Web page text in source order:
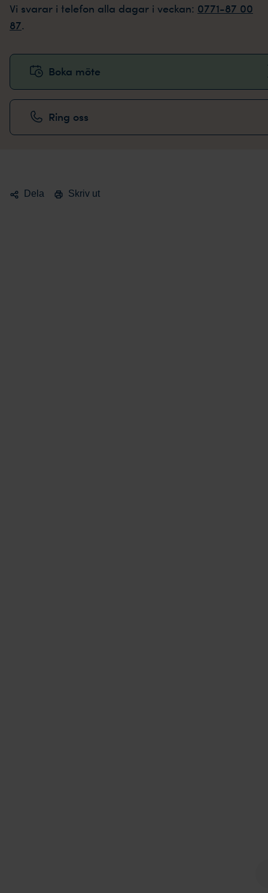
Vi svarar i telefon alla dagar i veckan: 0771-87 00
87.
Boka möte
Ring oss
Dela Skriv ut